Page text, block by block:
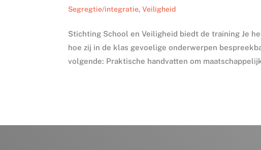
Segregtie/integratie,Veiligheid
Stichting School en Veiligheid biedt de training Je
hoe zij in de klas gevoelige onderwerpen
volgende: Praktische handvatten om